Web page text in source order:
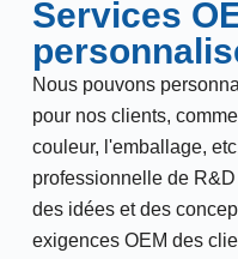
Services
Nous pouvons
pour nos clients,
couleur, l'emballage,
professionnelle de
des idées et des
exigences OEM des